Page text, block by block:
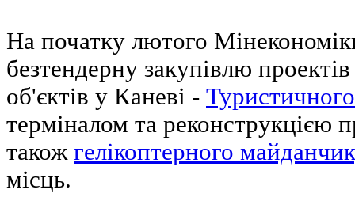
На початку лютого
безтендерну закупівлю
об'єктів у Каневі -
терміналом та реконструкцією
також гелікоптерного
місць.